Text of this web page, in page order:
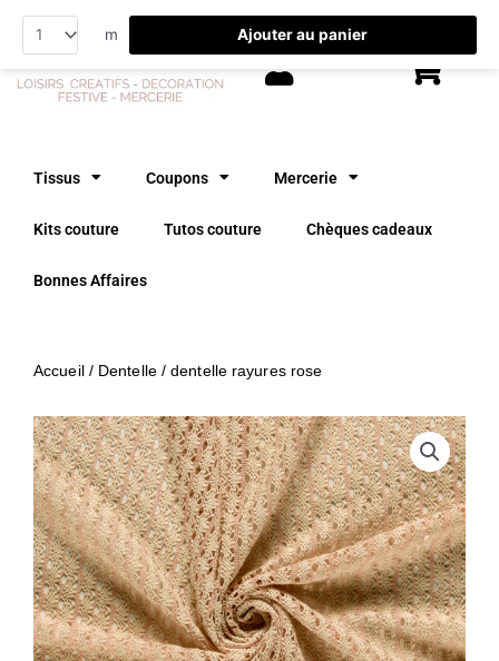
contenu
Tissus Coupons Mercerie
Kits couture Tutos couture Chèques cadeaux
Bonnes Affaires
Accueil/ Dentelle/ dentelle rayures rose
m Ajouter au panier